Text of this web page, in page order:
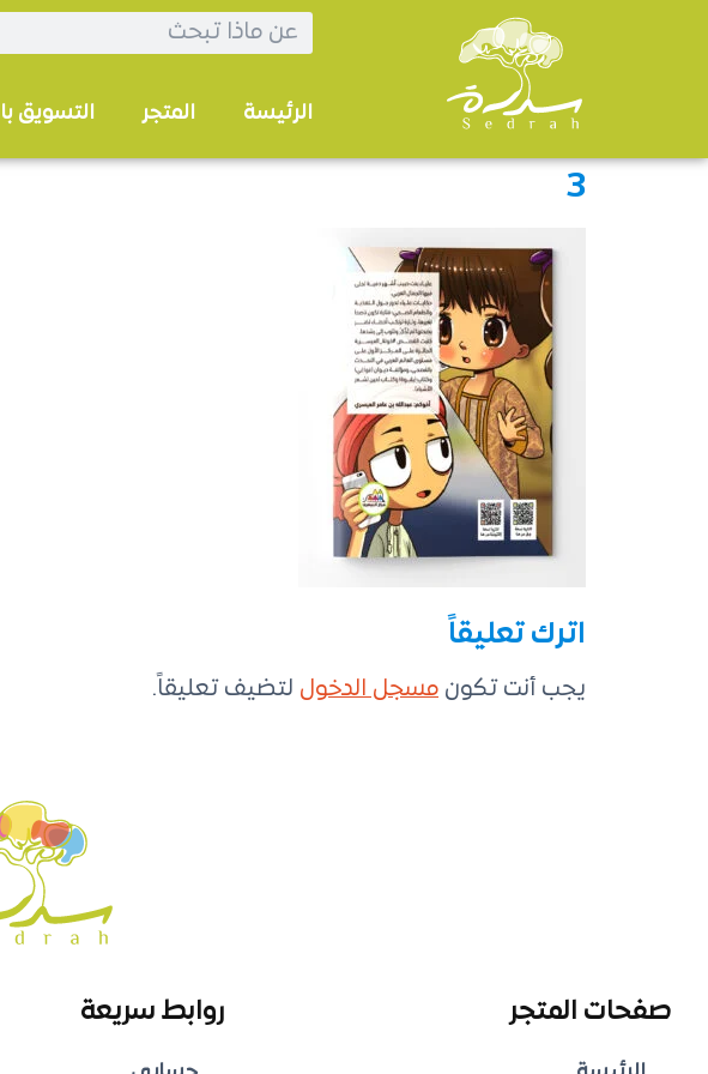
الرئيسة المتجر التسويق
3
اترك تعليقاً
يجب أنت تكون مسجل الدخول لتضيف تعليقاً.
صفحات المتجر روابط سريعة